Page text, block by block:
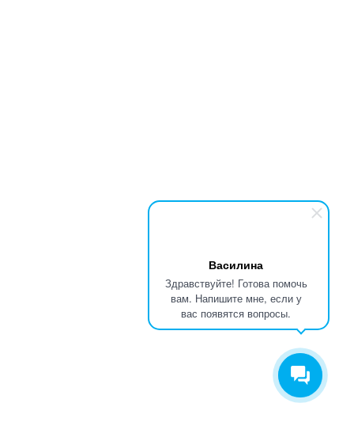
Василина
Здравствуйте! Готова помочь
вам. Напишите мне, если у
вас появятся вопросы.